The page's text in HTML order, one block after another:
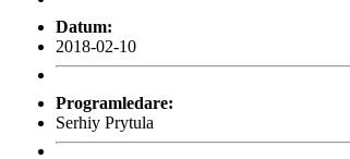
Datum:
2018-02-10
Programledare:
Serhiy Prytula